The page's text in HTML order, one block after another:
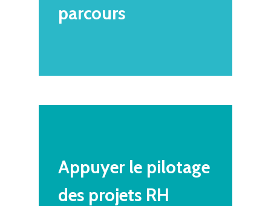
parcours
Appuyer le pilotage
des projets RH